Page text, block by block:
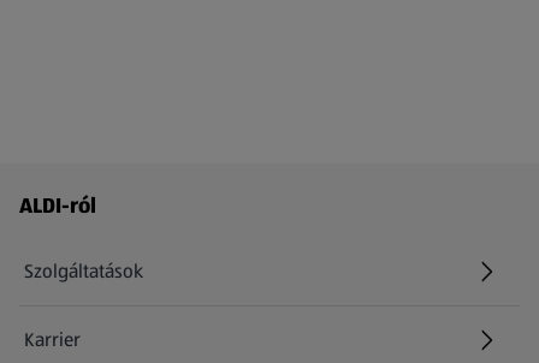
Láblécmenü - további linkek
ALDI-ról
Szolgáltatások
Karrier
(új oldalon nyílik meg)